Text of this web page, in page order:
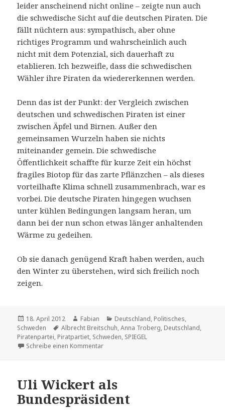
leider anscheinend nicht online – zeigte nun auch
die schwedische Sicht auf die deutschen Piraten. Die
fällt nüchtern aus: sympathisch, aber ohne
richtiges Programm und wahrscheinlich auch
nicht mit dem Potenzial, sich dauerhaft zu
etablieren. Ich bezweifle, dass die schwedischen
Wähler ihre Piraten da wiedererkennen werden.
Denn das ist der Punkt: der Vergleich zwischen
deutschen und schwedischen Piraten ist einer
zwischen Äpfel und Birnen. Außer den
gemeinsamen Wurzeln haben sie nichts
miteinander gemein. Die schwedische
Öffentlichkeit schaffte für kurze Zeit ein höchst
fragiles Biotop für das zarte Pflänzchen – als dieses
vorteilhafte Klima schnell zusammenbrach, war es
vorbei. Die deutsche Piraten hingegen wuchsen
unter kühlen Bedingungen langsam heran, um
dann bei der nun schon etwas länger anhaltenden
Wärme zu gedeihen.
Ob sie danach genügend Kraft haben werden, auch
den Winter zu überstehen, wird sich freilich noch
zeigen.
Veröffentlicht
am
18. April 2012 Autor
Fabian Kategorien
Deutschland, Politisches,
Schweden
Schlagwörter
Albrecht Breitschuh,Anna Troberg, Deutschland,
Piratenpartei, Piratpartiet, Schweden, SPIEGEL
Schreibe einen Kommentarzu Piraten und Birnen
Uli Wickert als
Bundespräsident